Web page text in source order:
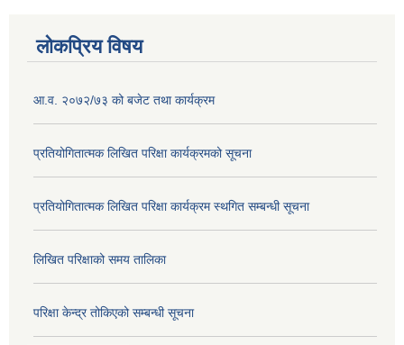
लोकप्रिय विषय
आ.व. २०७२/७३ को बजेट तथा कार्यक्रम
प्रतियोगितात्मक लिखित परिक्षा कार्यक्रमको सूचना
प्रतियोगितात्मक लिखित परिक्षा कार्यक्रम स्थगित सम्बन्धी सूचना
लिखित परिक्षाको समय तालिका
परिक्षा केन्द्र तोकिएको सम्बन्धी सूचना